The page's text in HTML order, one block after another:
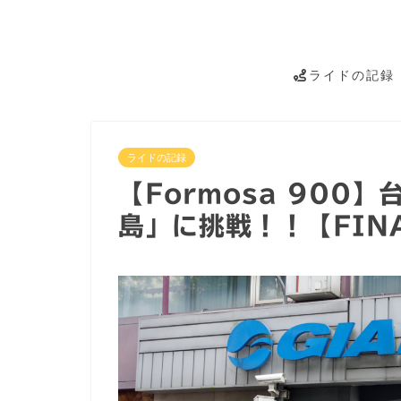
ライドの記録
ライドの記録
【Formosa 900】台
島」に挑戦！！【